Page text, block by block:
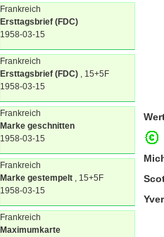
Frankreich
Ersttagsbrief (FDC)
1958-03-15
Frankreich
Ersttagsbrief (FDC) , 15+5F
1958-03-15
Frankreich
Marke geschnitten
1958-03-15
Frankreich
Marke gestempelt , 15+5F
1958-03-15
Frankreich
Maximumkarte